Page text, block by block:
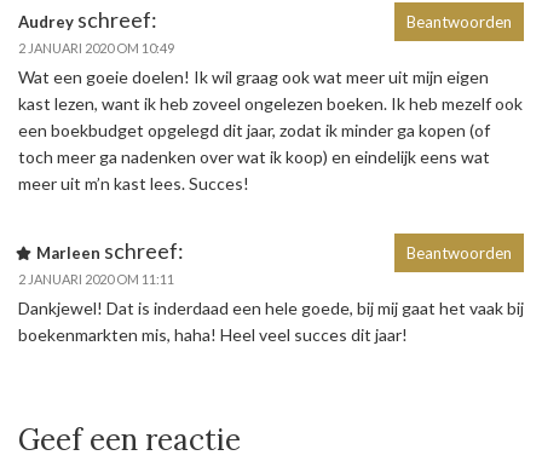
Audrey schreef:
2 JANUARI 2020 OM 10:49
Wat een goeie doelen! Ik wil graag ook wat meer uit mijn eigen
kast lezen, want ik heb zoveel ongelezen boeken. Ik heb mezelf ook
een boekbudget opgelegd dit jaar, zodat ik minder ga kopen (of
toch meer ga nadenken over wat ik koop) en eindelijk eens wat
meer uit m’n kast lees. Succes!
Beantwoorden
Marleen schreef:
2 JANUARI 2020 OM 11:11
Dankjewel! Dat is inderdaad een hele goede, bij mij gaat het vaak bij
boekenmarkten mis, haha! Heel veel succes dit jaar!
Beantwoorden
Geef een reactie